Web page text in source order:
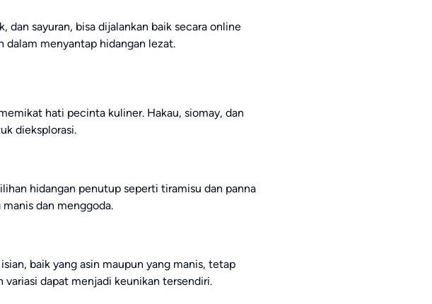
dan sayuran, bisa dijalankan baik secara online
menyantap hidangan lezat.
hati pecinta kuliner. Hakau, siomay, dan
dieksplorasi.
hidangan penutup seperti tiramisu dan panna
dan menggoda.
baik yang asin maupun yang manis, tetap
variasi dapat menjadi keunikan tersendiri.